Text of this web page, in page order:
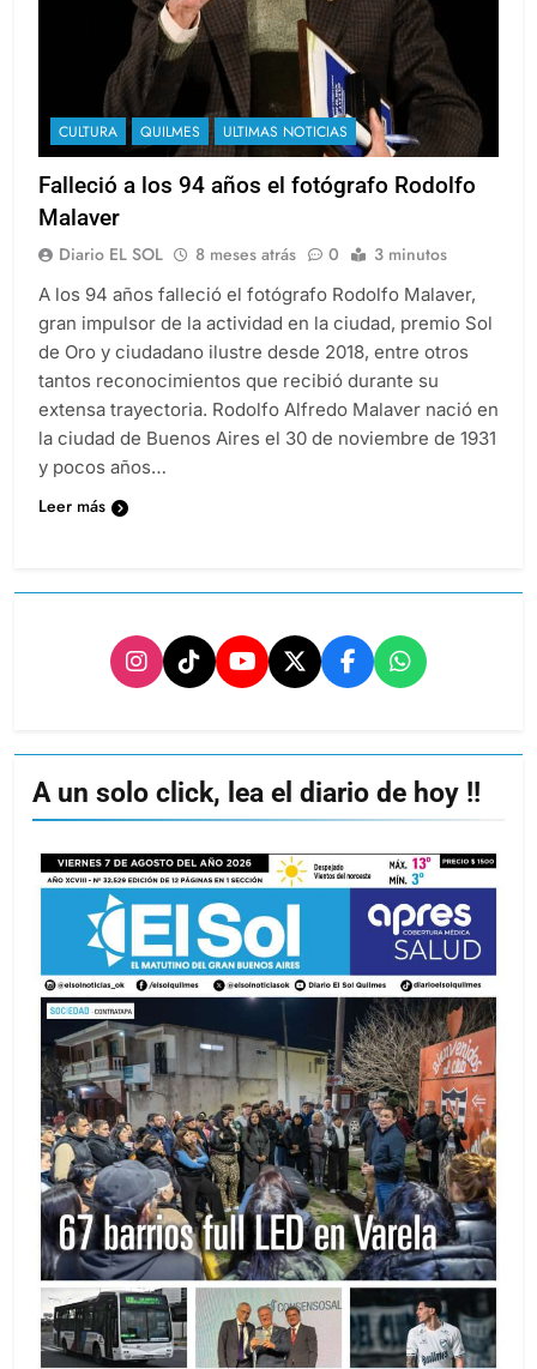
CULTURA QUILMES ULTIMAS NOTICIAS
Falleció a los 94 años el fotógrafo Rodolfo
Malaver
Diario EL SOL 8 meses atrás 0 3 minutos
A los 94 años falleció el fotógrafo Rodolfo Malaver,
gran impulsor de la actividad en la ciudad, premio Sol
de Oro y ciudadano ilustre desde 2018, entre otros
tantos reconocimientos que recibió durante su
extensa trayectoria. Rodolfo Alfredo Malaver nació en
la ciudad de Buenos Aires el 30 de noviembre de 1931
y pocos años…
Leer más
A un solo click, lea el diario de hoy !!